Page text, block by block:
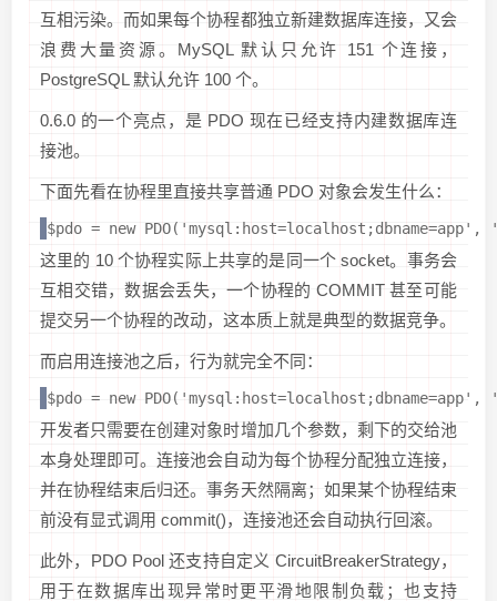
互相污染。而如果每个协程都独立新建数据库连接，又会
浪费大量资源。MySQL 默认只允许 151 个连接，
PostgreSQL 默认允许 100 个。
0.6.0 的一个亮点，是 PDO 现在已经支持内建数据库连
接池。
下面先看在协程里直接共享普通 PDO 对象会发生什么：
$pdo = new
这里的 10 个协程实际上共享的是同一个 socket。事务会
互相交错，数据会丢失，一个协程的 COMMIT 甚至可能
提交另一个协程的改动，这本质上就是典型的数据竞争。
而启用连接池之后，行为就完全不同：
$pdo = new
开发者只需要在创建对象时增加几个参数，剩下的交给池
本身处理即可。连接池会自动为每个协程分配独立连接，
并在协程结束后归还。事务天然隔离；如果某个协程结束
前没有显式调用 commit()，连接池还会自动执行回滚。
此外，PDO Pool 还支持自定义 CircuitBreakerStrategy，
用于在数据库出现异常时更平滑地限制负载；也支持